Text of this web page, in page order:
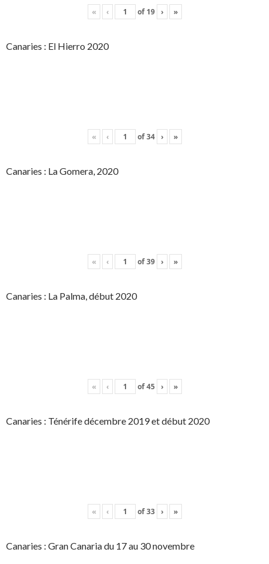
« ‹ of 19 › »
Canaries : El Hierro 2020
« ‹ of34 › »
Canaries : La Gomera, 2020
« ‹ of39 › »
Canaries : La Palma, début 2020
« ‹ of45 › »
Canaries : Ténérife décembre 2019 et début 2020
« ‹ of33 › »
Canaries : Gran Canaria du 17 au 30 novembre